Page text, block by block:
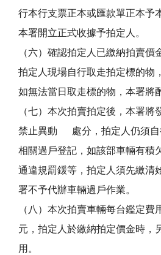
行本行支票正本或匯款單正本予
本署開立正式收據予拍定人。
（六）確認拍定人已繳納拍賣價
拍定人現場自行取走拍定標的物
如無法當日取走標的物，本署將
（七）本次拍賣拍定後，本署將
禁止異動 處分，拍定人仍須自
相關過戶登記，如該部車輛有積
通違規罰鍰等，拍定人須先繳清
署不予代辦車輛過戶作業。
（八）本次拍賣車輛每台鑑定費
元，拍定人於繳納拍定價金時，
用。